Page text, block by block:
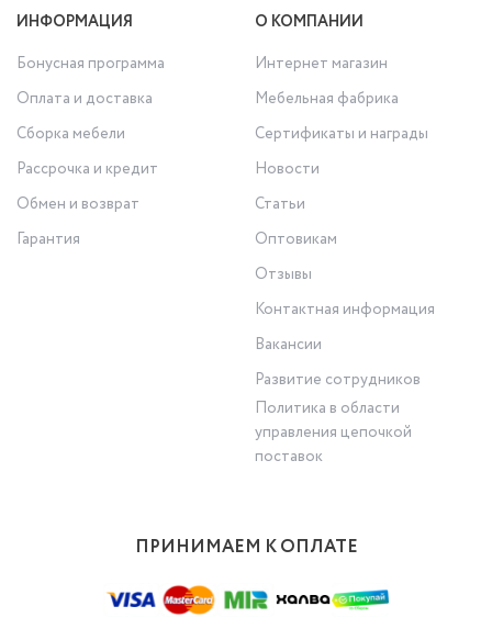
ИНФОРМАЦИЯ
Бонусная программа
Оплата и доставка
Сборка мебели
Рассрочка и кредит
Обмен и возврат
Гарантия
О КОМПАНИИ
Интернет магазин
Мебельная фабрика
Сертификаты и награды
Новости
Статьи
Оптовикам
Отзывы
Контактная информация
Вакансии
Развитие сотрудников
Политика в области
управления цепочкой
поставок
ПРИНИМАЕМ К ОПЛАТЕ